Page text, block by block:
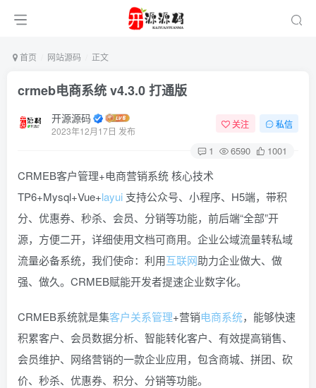
首页 网站源码 正文
crmeb电商系统 v4.3.0 打通版
开源源码
2023年12月17日 发布
关注 私信
1 6590 1001
CRMEB客户管理+电商营销系统 核心技术
TP6+Mysql+Vue+layui 支持公众号、小程序、H5端，带积
分、优惠券、秒杀、会员、分销等功能，前后端“全部”开
源，方便二开，详细使用文档可商用。企业公域流量转私域
流量必备系统，我们使命：利用互联网助力企业做大、做
强、做久。CRMEB赋能开发者提速企业数字化。
CRMEB系统就是集客户关系管理+营销电商系统，能够快速
积累客户、会员数据分析、智能转化客户、有效提高销售、
会员维护、网络营销的一款企业应用，包含商城、拼团、砍
价、秒杀、优惠券、积分、分销等功能。